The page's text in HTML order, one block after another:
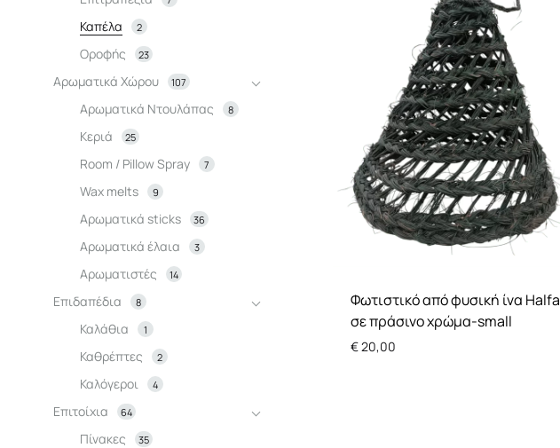
Βοηθητικά tραπεζάκια
Ραφιέρες
Μπουφές / Κονσόλες
Παπουτσοθήκες
Καναπές
Έπιπλα εισόδου
Παιδικό δωμάτιο
Αξεσουάρ
Κρεμάστρες
Φανάρια
Φωτιστικό από φυσική ίνα Halfa
σε πράσινο χρώμα-small
€20,00
Καπέλα 2
Οροφής 23
Αρωματικά Χώρου 107
Αρωματικά Ντουλάπας 8
Κεριά 25
Room / Pillow Spray 7
Wax melts 9
Αρωματικά sticks 36
Αρωματικά έλαια 3
Αρωματιστές 14
Επιδαπέδια 8
Καλάθια 1
Καθρέπτες 2
Καλόγεροι 4
Επιτοίχια 64
Πίνακες 35